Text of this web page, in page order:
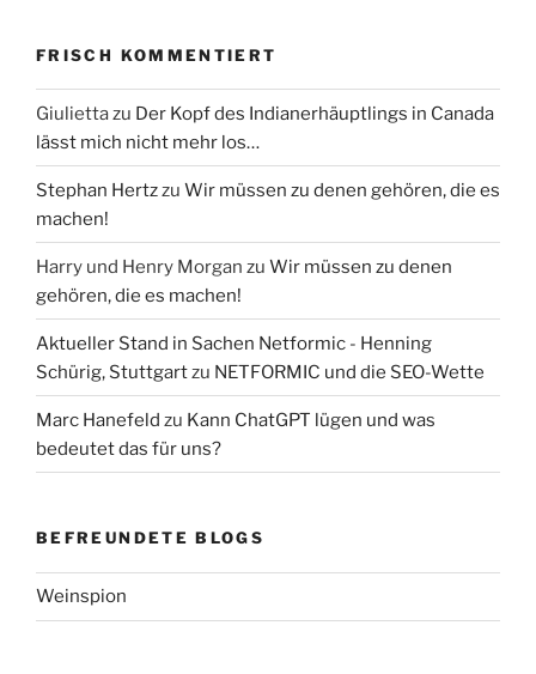
FRISCH KOMMENTIERT
Giuliettazu Der Kopf des Indianerhäuptlings in Canada
lässt mich nicht mehr los…
Stephan Hertzzu Wir müssen zu denen gehören, die es
machen!
Harry und Henry Morgan zu Wir müssen zu denen
gehören, die es machen!
Aktueller Stand in Sachen Netformic - Henning
Schürig, Stuttgartzu NETFORMIC und die SEO-Wette
Marc Hanefeld zu Kann ChatGPT lügen und was
bedeutet das für uns?
BEFREUNDETE BLOGS
Weinspion